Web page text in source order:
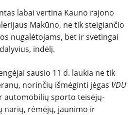
labai vertina Kauno rajono
Makūno, ne tik steigiančio
nugalėtojams, bet ir svetingai
indėlį.
sausio 11 d. laukia ne tik
norinčių išmėginti jėgas VDU
automobilių sporto teisėjų-
narių, rėmėjų, jaunimo ir